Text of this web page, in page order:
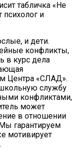
табличка «Не
психолог и
и дети.
конфликты,
в курс дела
Центра «СЛАД».
службу
конфликтами,
может
в отношении
гарантируем
мотивирует